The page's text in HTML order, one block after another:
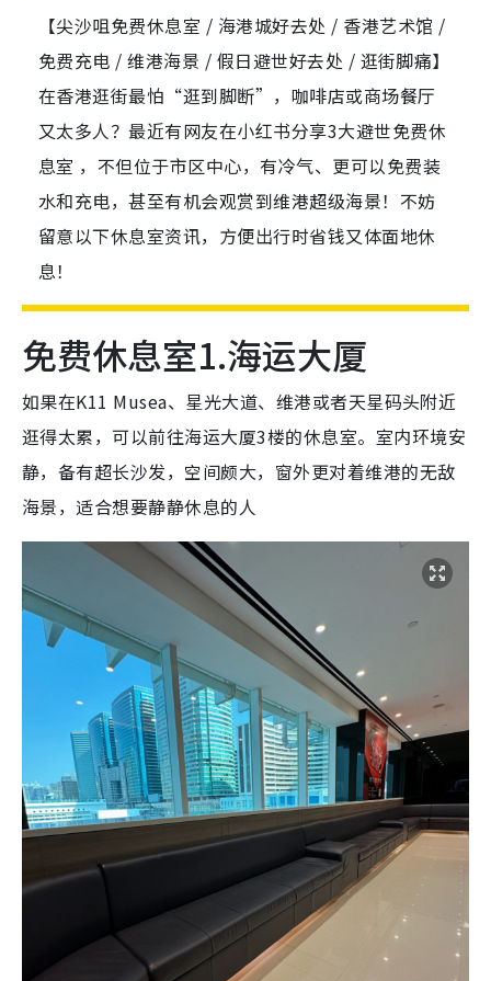
【尖沙咀免费休息室 / 海港城好去处 / 香港艺术馆 /
免费充电 / 维港海景 / 假日避世好去处 / 逛街脚痛】
在香港逛街最怕“逛到脚断”，咖啡店或商场餐厅
又太多人？最近有网友在小红书分享3大避世免费休
息室 ，不但位于市区中心，有冷气、更可以免费装
水和充电，甚至有机会观赏到维港超级海景！不妨
留意以下休息室资讯，方便出行时省钱又体面地休
息！
免费休息室1.海运大厦
如果在K11 Musea、星光大道、维港或者天星码头附近
逛得太累，可以前往海运大厦3楼的休息室。室内环境安
静，备有超长沙发，空间颇大，窗外更对着维港的无敌
海景，适合想要静静休息的人